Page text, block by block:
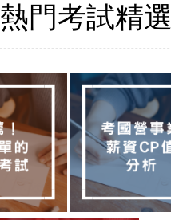
熱門考試精選